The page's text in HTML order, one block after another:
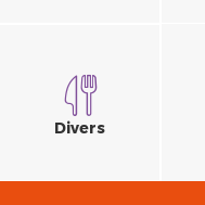
Divers